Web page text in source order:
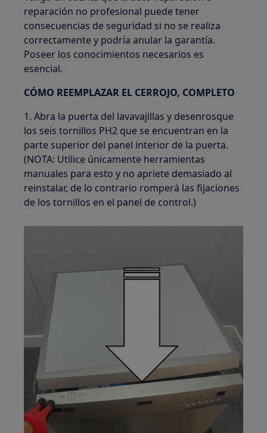
reparación no profesional puede tener
consecuencias de seguridad si no se realiza
correctamente y podría anular la garantía.
Poseer los conocimientos necesarios es
esencial.
CÓMO REEMPLAZAR EL CERROJO, COMPLETO
1. Abra la puerta del lavavajillas y desenrosque
los seis tornillos PH2 que se encuentran en la
parte superior del panel interior de la puerta.
(NOTA: Utilice únicamente herramientas
manuales para esto y no apriete demasiado al
reinstalar, de lo contrario romperá las fijaciones
de los tornillos en el panel de control.)